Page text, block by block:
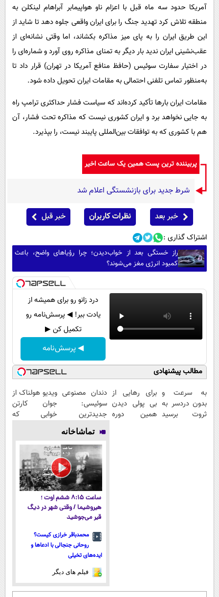
آمریکا حدود سه ماه قبل با اعزام ناو هواپیمابر آبراهام لینکلن به
منطقه تلاش کرد تهدید جنگ را برای ایران واقعی جلوه دهد تا شاید از
این طریق ایران را به پای میز مذاکره بکشاند، اما وقتی نشانه‌ای از
عقب‌نشینی ایران ندید بار دیگر به تمنای مذاکره روی آورد و شماره‌ای را
در اختیار سفارت سوئیس (حافظ منافع آمریکا در تهران) قرار داد تا
به‌منظور تماس تلفنی احتمالی به مقامات ایران تحویل داده شود.
مقامات ایران بارها تأکید کرده‌اند که سیاست فشار حداکثری ترامپ راه
به جایی نخواهد برد و ایران کشوری نیست که مذاکره تحت فشار، آن
هم با کشوری که به توافقات بین‌المللی پایبند نیست، را بپذیرد.
پربیننده ترین پست همین یک ساعت اخیر
شرط جدید برای بازنشستگی اعلام شد
خبر بعد نظرات کاربران خبر قبل
اشتراک گذاری :
راز خستگی بعد از خواب‌دیدن؛ چرا رؤیاهای واضح، باعث
کمبود انرژی مغز می‌شوند؟
درد زانو رو برای همیشه از
یادت ببر! ◀ پرسش‌نامه رو
تکمیل کن ▶
◀ پرسش‌نامه
مطالب پیشنهادی
به سرعت و
بدون دردسر به
ثروت برسید
برای رهایی از
بی پولی دیدن
همین دوره
دندان مصنوعی
سوئیسی:
جدیدترین
فناوری اروپا،
سبک و مقاوم |
پرداخت قسطی
ویدیو هولناک از
جوان کارتن
خوابی که
تماشاخانه
ساعت ۸:۱۵ ششم اوت ؛
هیروشیما / وقتی شهر در دیگ
قیر می‌جوشید
محمدباقر خرازی کیست؟
روحانی جنجالی با ادعاها و
ایده‌های تخیلی
فیلم های دیگر